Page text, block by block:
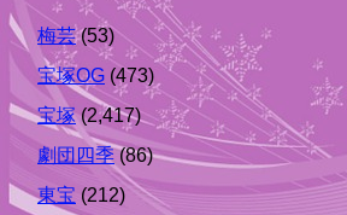
梅芸(53)
宝塚OG (473)
宝塚(2,417)
劇団四季(86)
東宝 (212)